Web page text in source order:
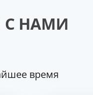
С НАМИ
время